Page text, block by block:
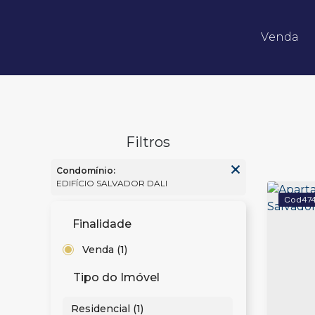
Venda
Condomínio:
EDIFÍCIO SALVADOR DALI
Finalidade
Venda (1)
Tipo do Imóvel
Residencial (1)